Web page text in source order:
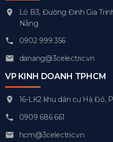
Lô B3, Đường Đinh Gia
Nẵng
0902 999 356
danang@3celectric.vn
VP KINH DOANH TPHCM
16-LK2 khu dân cư Hà Đô,
0909 686 661
hcm@3celectric.vn